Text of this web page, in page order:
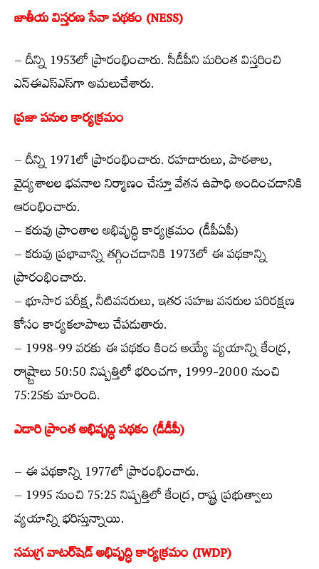
జాతీయ విస్తరణ సేవా పథకం (NESS)
– దీన్ని 1953లో ప్రారంభించారు. సీడీపీని మరింత విస్తరించి
ఎన్‌ఈఎస్‌ఎస్‌గా అమలుచేశారు.
ప్రజా పనుల కార్యక్రమం
– దీన్ని 1971లో ప్రారంభించారు. రహదారులు, పాఠశాల,
వైద్యశాలల భవనాల నిర్మాణం చేస్తూ వేతన ఉపాధి అందించడానికి
ఆరంభించారు.
– కరువు ప్రాంతాల అభివృద్ధి కార్యక్రమం (డీపీఏపీ)
– కరువు ప్రభావాన్ని తగ్గించడానికి 1973లో ఈ పథకాన్ని
ప్రారంభించారు.
– భూసార పరీక్ష, నీటివనరులు, ఇతర సహజ వనరుల పరిరక్షణ
కోసం కార్యకలాపాలు చేపడుతారు.
– 1998-99 వరకు ఈ పథకం కింద అయ్యే వ్యయాన్ని కేంద్ర,
రాష్ర్టాలు 50:50 నిష్పత్తిలో భరించగా, 1999-2000 నుంచి
75:25కు మారింది.
ఎడారి ప్రాంత అభివృద్ధి పథకం (డీడీపీ)
– ఈ పథకాన్ని 1977లో ప్రారంభించారు.
– 1995 నుంచి 75:25 నిష్పత్తిలో కేంద్ర, రాష్ట్ర ప్రభుత్వాలు
వ్యయాన్ని భరిస్తున్నాయి.
సమగ్ర వాటర్‌షెడ్ అభివృద్ధి కార్యక్రమం (IWDP)